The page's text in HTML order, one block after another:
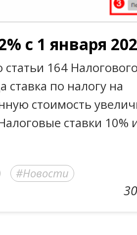
с 1 января
статьи 164
ставка по налогу на
стоимость
ставки 10%
Новости